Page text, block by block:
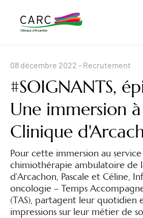
08 décembre 2022 - Recrutement
#SOIGNANTS,
Une immersion
Clinique
Pour cette immersion au
chimiothérapie ambulatoire de
d’Arcachon, Pascale et Céline,
oncologie – Temps
(TAS), partagent leur quotidien
impressions sur leur métier de